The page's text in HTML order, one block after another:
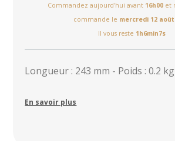
Commandez aujourd'hui avant 16h00 et
commande le mercredi 12 août
Il vous reste 1h6min7s
Longueur : 243 mm - Poids : 0.2 kg
En savoir plus